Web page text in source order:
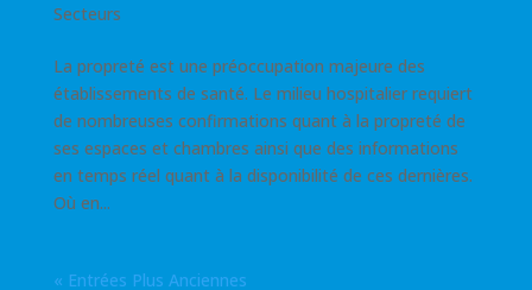
Secteurs
La propreté est une préoccupation majeure des
établissements de santé. Le milieu hospitalier requiert
de nombreuses confirmations quant à la propreté de
ses espaces et chambres ainsi que des informations
en temps réel quant à la disponibilité de ces dernières.
Où en...
« Entrées Plus Anciennes